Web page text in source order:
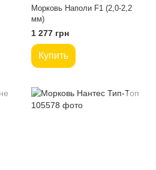
Морковь Наполи F1 (2,0-2,2
мм)
1 277 грн
Купить